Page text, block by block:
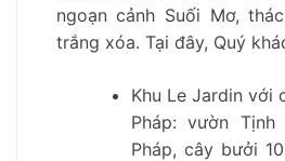
ngoạn cảnh Suối Mơ,
trắng xóa. Tại đây, Quý
Khu Le Jardin với
Pháp: vườn
Pháp, cây bưởi